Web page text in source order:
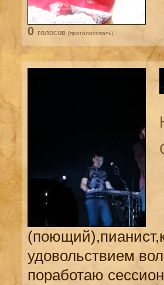
0 голосов (проголосовать)
удовольствием
поработаю